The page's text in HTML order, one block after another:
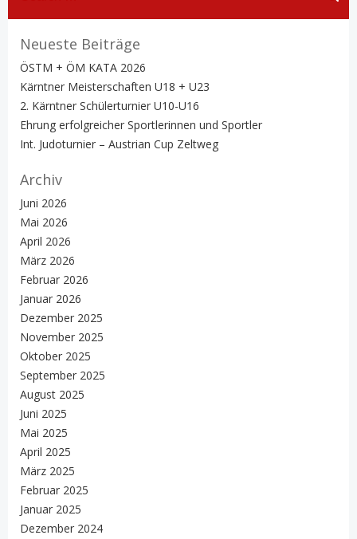
Neueste Beiträge
ÖSTM + ÖM KATA 2026
Kärntner Meisterschaften U18 + U23
2. Kärntner Schülerturnier U10-U16
Ehrung erfolgreicher Sportlerinnen und Sportler
Int. Judoturnier – Austrian Cup Zeltweg
Archiv
Juni 2026
Mai 2026
April 2026
März 2026
Februar 2026
Januar 2026
Dezember 2025
November 2025
Oktober 2025
September 2025
August 2025
Juni 2025
Mai 2025
April 2025
März 2025
Februar 2025
Januar 2025
Dezember 2024